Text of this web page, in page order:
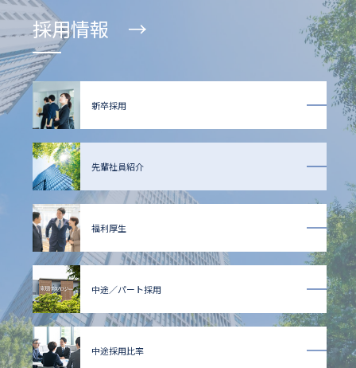
採用情報 →
新卒採用
先輩社員紹介
福利厚生
中途／パート採用
中途採用比率